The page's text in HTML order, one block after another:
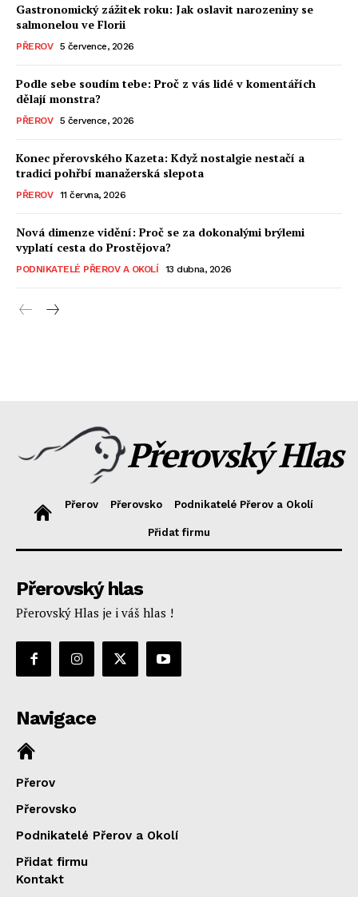
Gastronomický zážitek roku: Jak oslavit narozeniny se
salmonelou ve Florii
PŘEROV 5 července, 2026
Podle sebe soudím tebe: Proč z vás lidé v komentářích
dělají monstra?
PŘEROV 5 července, 2026
Konec přerovského Kazeta: Když nostalgie nestačí a
tradici pohřbí manažerská slepota
PŘEROV 11 června, 2026
Nová dimenze vidění: Proč se za dokonalými brýlemi
vyplatí cesta do Prostějova?
PODNIKATELÉ PŘEROV A OKOLÍ 13 dubna, 2026
Přerovský Hlas
Přerov Přerovsko Podnikatelé Přerov a Okolí
Přidat firmu
Přerovský hlas
Přerovský Hlas je i váš hlas !
Navigace
Přerov
Přerovsko
Podnikatelé Přerov a Okolí
Přidat firmu
Kontakt